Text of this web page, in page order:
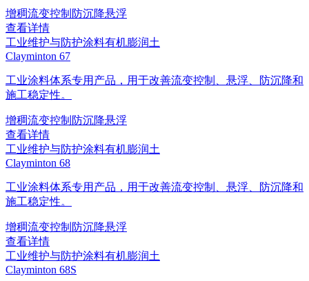
增稠流变控制 防沉降悬浮
查看详情
工业维护与防护涂料有机膨润土
Clayminton 67
工业涂料体系专用产品，用于改善流变控制、悬浮、防沉降和
施工稳定性。
增稠流变控制 防沉降悬浮
查看详情
工业维护与防护涂料有机膨润土
Clayminton 68
工业涂料体系专用产品，用于改善流变控制、悬浮、防沉降和
施工稳定性。
增稠流变控制 防沉降悬浮
查看详情
工业维护与防护涂料有机膨润土
Clayminton 68S